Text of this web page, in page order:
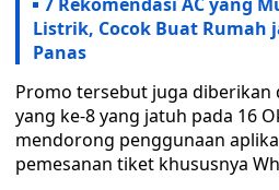
Listrik, Cocok Buat Rumah
Panas
Promo tersebut juga diberikan
yang ke-8 yang jatuh pada 16
mendorong penggunaan
pemesanan tiket khususnya